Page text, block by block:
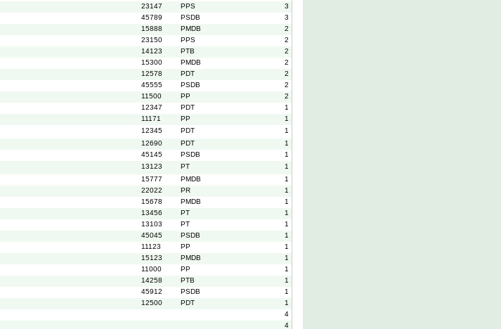
23147 PPS
3
45789 PSDB
3
15888 PMDB
2
23150 PPS
2
14123 PTB
2
15300 PMDB
2
12578 PDT
2
45555 PSDB
2
11500 PP
2
12347 PDT
1
11171 PP
1
12345 PDT
1
12690 PDT
1
45145 PSDB
1
13123 PT
1
15777 PMDB
1
22022 PR
1
15678 PMDB
1
13456 PT
1
13103 PT
1
45045 PSDB
1
11123 PP
1
15123 PMDB
1
11000 PP
1
14258 PTB
1
45912 PSDB
1
12500 PDT
1
4
4